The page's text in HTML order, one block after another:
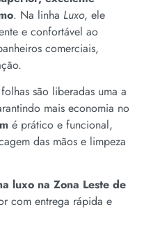
. Na linha Luxo, ele
e confortável ao
comerciais,
são liberadas uma a
mais economia no
é prático e funcional,
das mãos e limpeza
luxo na Zona Leste de
com entrega rápida e